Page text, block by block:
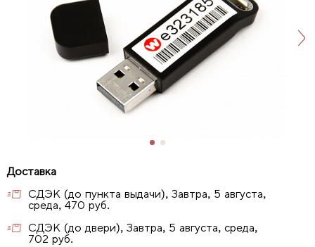
СДЭК (до пункта выдачи), Завтра, 5 августа,
среда, 470 руб.
СДЭК (до двери), Завтра, 5 августа, среда,
702 руб.